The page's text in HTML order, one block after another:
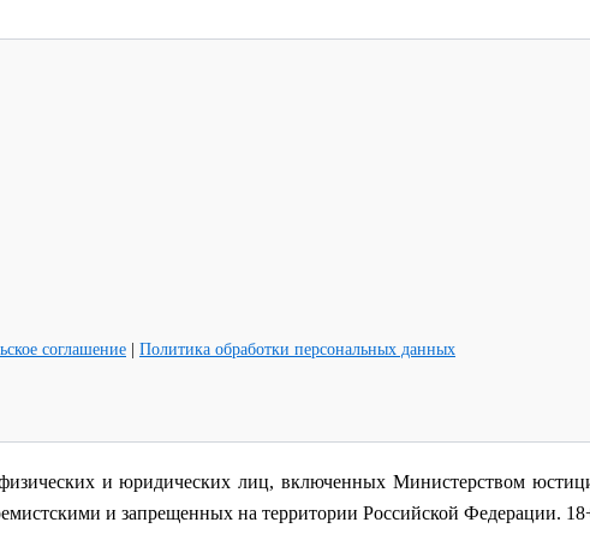
соглашение | Политика обработки персональных данных
и юридических лиц, включенных Министерством
и запрещенных на территории Российской Федерации.